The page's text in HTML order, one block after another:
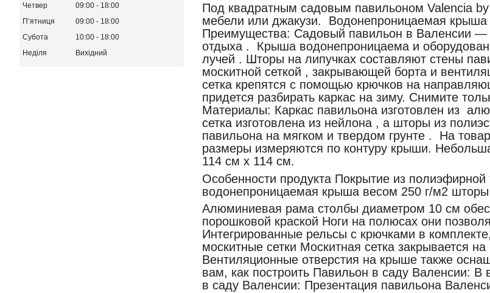
Под квадратным садовым павильоном Valencia
мебели или джакузи. Водонепроницаемая
Преимущества: Садовый павильон в Валенсии —
отдыха . Крыша водонепроницаема и
лучей . Шторы на липучках составляют стены
москитной сеткой , закрывающей борта и
сетка крепятся с помощью крючков на
придется разбирать каркас на зиму. Снимите
Материалы: Каркас павильона изготовлен из
сетка изготовлена ​​из нейлона , а шторы из
павильона на мягком и твердом грунте . На
размеры измеряются по контуру крыши.
114 см x 114 см.
Особенности продукта Покрытие из полиэфирной
водонепроницаемая крыша весом 250 г/м2 шторы
Алюминиевая рама столбы диаметром 10 см
порошковой краской Ноги на полюсах они
Интегрированные рельсы с крючками в
москитные сетки Москитная сетка закрывается
Вентиляционные отверстия на крыше также
вам, как построить Павильон в саду Валенсии:
в саду Валенсии: Презентация павильона
Четвер
09:00
18:00
Пʼятниця
09:00
18:00
Субота
10:00
18:00
Неділя
Вихідний